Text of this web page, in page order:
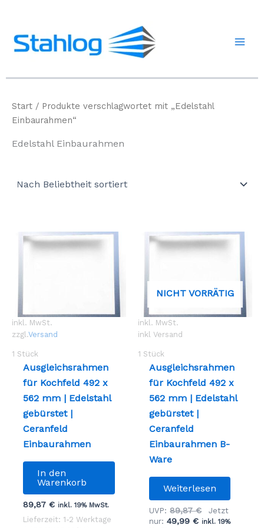
springen
Start / Produkte verschlagwortet mit „Edelstahl
Einbaurahmen“
Edelstahl Einbaurahmen
inkl. MwSt.
zzgl.Versand
1 Stück
Ausgleichsrahmen
für Kochfeld 492 x
562 mm | Edelstahl
gebürstet |
Ceranfeld
Einbaurahmen
In den
Warenkorb
89,87€ inkl. 19% MwSt.
Lieferzeit: 1-2 Werktage
NICHT VORRÄTIG
inkl. MwSt.
inkl Versand
1 Stück
Ausgleichsrahmen
für Kochfeld 492 x
562 mm | Edelstahl
gebürstet |
Ceranfeld
Einbaurahmen B-
Ware
Weiterlesen
UVP: 89,87€
Preis
Jetzt
nur: 49,99€Aktueller
inkl. 19%